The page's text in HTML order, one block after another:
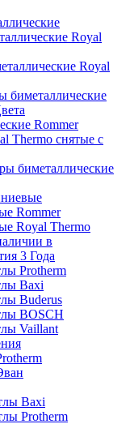
Royal
Royal
биметаллические
Rommer
Thermo снятые с
биметаллические
Rommer
Royal Thermo
в
3 Года
Protherm
Baxi
Buderus
BOSCH
Vaillant
Baxi
Protherm